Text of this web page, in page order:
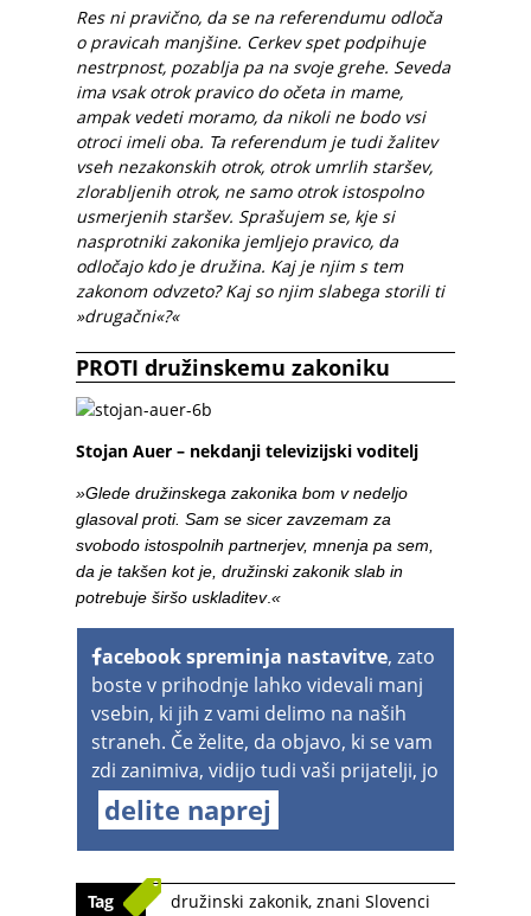
Res ni pravično, da se na referendumu odloča
o pravicah manjšine. Cerkev spet podpihuje
nestrpnost, pozablja pa na svoje grehe. Seveda
ima vsak otrok pravico do očeta in mame,
ampak vedeti moramo, da nikoli ne bodo vsi
otroci imeli oba. Ta referendum je tudi žalitev
vseh nezakonskih otrok, otrok umrlih staršev,
zlorabljenih otrok, ne samo otrok istospolno
usmerjenih staršev. Sprašujem se, kje si
nasprotniki zakonika jemljejo pravico, da
odločajo kdo je družina. Kaj je njim s tem
zakonom odvzeto? Kaj so njim slabega storili ti
»drugačni«?«
PROTI družinskemu zakoniku
Stojan Auer – nekdanji televizijski voditelj
»Glede družinskega zakonika bom v nedeljo
glasoval proti. Sam se sicer zavzemam za
svobodo istospolnih partnerjev, mnenja pa sem,
da je takšen kot je, družinski zakonik slab in
potrebuje širšo uskladitev.«
acebook spreminja nastavitve, zato
boste v prihodnje lahko videvali manj
vsebin, ki jih z vami delimo na naših
straneh. Če želite, da objavo, ki se vam
zdi zanimiva, vidijo tudi vaši prijatelji, jo
delite naprej
Tag družinski zakonik, znani Slovenci